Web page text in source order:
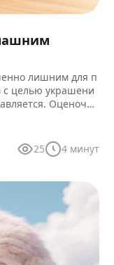
лишним для п
с целью украшени
Оценочна
25 4 минут